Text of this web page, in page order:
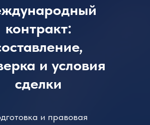
контракт:
и условия
сделки
и правовая